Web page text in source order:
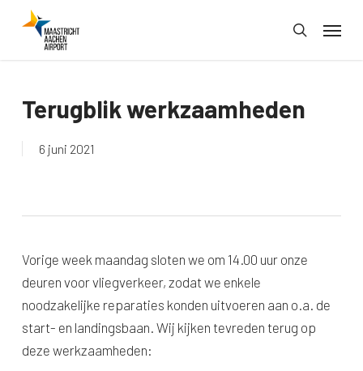
search
Menu
Terugblik werkzaamheden
6 juni 2021
Vorige week maandag sloten we om 14.00 uur onze
deuren voor vliegverkeer, zodat we enkele
noodzakelijke reparaties konden uitvoeren aan o.a. de
start- en landingsbaan. Wij kijken tevreden terug op
deze werkzaamheden: